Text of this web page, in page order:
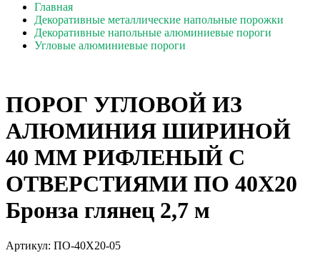
Главная
Декоративные металлические напольные порожки
Декоративные напольные алюминиевые пороги
Угловые алюминиевые пороги
ПОРОГ УГЛОВОЙ ИЗ
АЛЮМИНИЯ ШИРИНОЙ
40 ММ РИФЛЕНЫЙ С
ОТВЕРСТИЯМИ ПО 40Х20
Бронза глянец 2,7 м
Артикул: ПО-40Х20-05